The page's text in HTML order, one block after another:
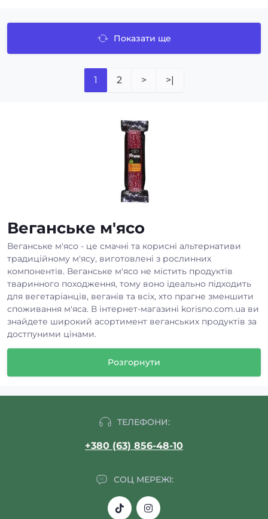
Показати ще
1 2 > >|
Веганське м'ясо
Веганське м'ясо - це смачні та корисні альтернативи
традиційному м'ясу, виготовлені з рослинних
компонентів. Веганське м'ясо не містить продуктів
тваринного походження, тому воно ідеально підходить
для вегетаріанців, веганів та всіх, хто прагне зменшити
споживання м'яса. В інтернет-магазині korisno.com.ua ви
знайдете широкий асортимент веганських продуктів за
достпуними цінами.
разом з інтернет-магазином korisno.com.ua! У нашому
яке задовольнить навіть найвибагливіші смаки. Купити
ваші страви стануть справжнім гастрономічним
Асортимент продуктів з
рослинного м'яса
рослинного м'яса, серед якого особливе місце
займають веганські ковбаси. Вони мають неповторний
Розгорнути
ТЕЛЕФОНИ:
+380 (63) 856-48-10
СОЦ МЕРЕЖІ: